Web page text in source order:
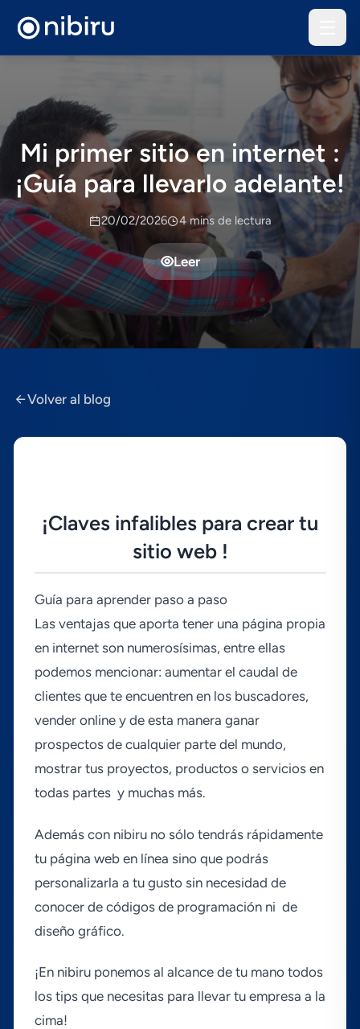
Mi primer sitio en internet :
¡Guí­a para llevarlo adelante!
20/02/2026 4 mins de lectura
Leer
Volver al blog
¡Claves infalibles para crear tu
sitio web !
Guí­a para aprender paso a paso
Las ventajas que aporta tener una página propia
en internet son numerosí­simas, entre ellas
podemos mencionar: aumentar el caudal de
clientes que te encuentren en los buscadores,
vender online y de esta manera ganar
prospectos de cualquier parte del mundo,
mostrar tus proyectos, productos o servicios en
todas partes y muchas más.
Además con nibiru no sólo tendrás rápidamente
tu página web en lí­nea sino que podrás
personalizarla a tu gusto sin necesidad de
conocer de códigos de programación ni de
diseño gráfico.
¡En nibiru ponemos al alcance de tu mano todos
los tips que necesitas para llevar tu empresa a la
cima!